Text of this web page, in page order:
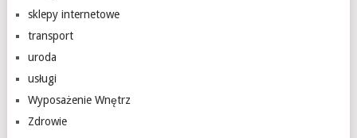
sklepy internetowe
transport
uroda
usługi
Wyposażenie Wnętrz
Zdrowie